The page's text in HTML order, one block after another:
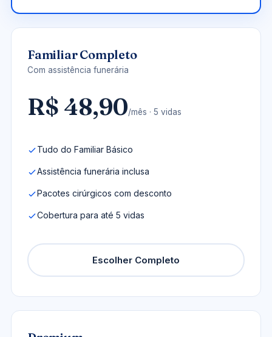
Familiar Completo
Com assistência funerária
R$ 48,90/mês · 5 vidas
Tudo do Familiar Básico
Assistência funerária inclusa
Pacotes cirúrgicos com desconto
Cobertura para até 5 vidas
Escolher Completo